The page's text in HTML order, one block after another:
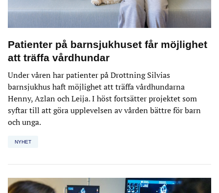
Patienter på barnsjukhuset får möjlighet
att träffa vårdhundar
Under våren har patienter på Drottning Silvias
barnsjukhus haft möjlighet att träffa vårdhundarna
Henny, Azlan och Leija. I höst fortsätter projektet som
syftar till att göra upplevelsen av vården bättre för barn
och unga.
NYHET